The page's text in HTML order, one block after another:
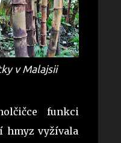
v Malajsii
funkci
hmyz vyžívala